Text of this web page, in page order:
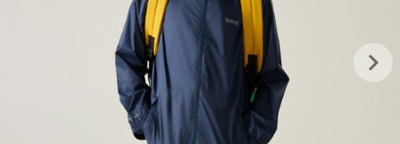
keyboard_arrow_right